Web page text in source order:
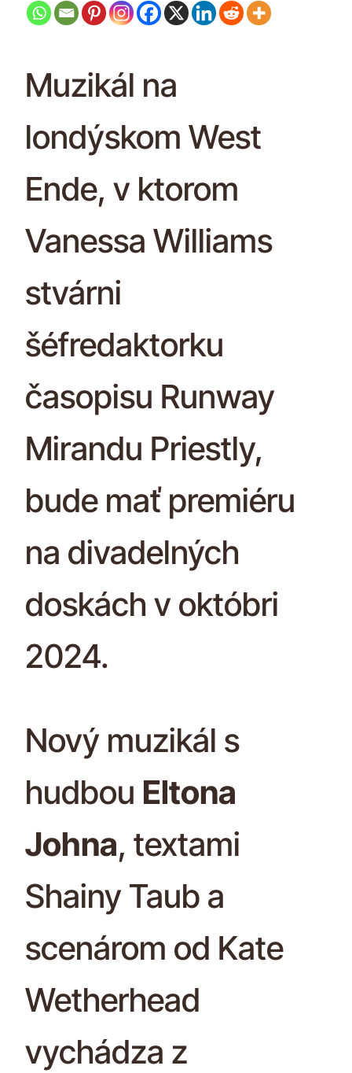
Muzikál na
londýskom West
Ende, v ktorom
Vanessa Williams
stvárni
šéfredaktorku
časopisu Runway
Mirandu Priestly,
bude mať premiéru
na divadelných
doskách v októbri
2024.
Nový muzikál s
hudbou Eltona
Johna, textami
Shainy Taub a
scenárom od Kate
Wetherhead
vychádza z